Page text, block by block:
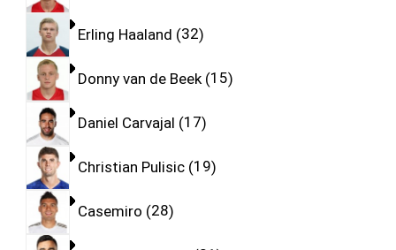
Erling Haaland 32
Donny van de Beek 15
Daniel Carvajal 17
Christian Pulisic 19
Casemiro 28